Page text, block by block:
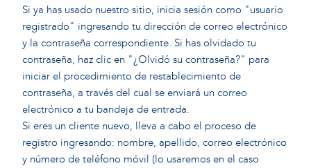
Si ya has usado nuestro sitio, inicia sesión como "usuario
registrado" ingresando tu dirección de correo electrónico
y la contraseña correspondiente. Si has olvidado tu
contraseña, haz clic en "¿Olvidó su contraseña?" para
iniciar el procedimiento de restablecimiento de
contraseña, a través del cual se enviará un correo
electrónico a tu bandeja de entrada.
Si eres un cliente nuevo, lleva a cabo el proceso de
registro ingresando: nombre, apellido, correo electrónico
y número de teléfono móvil (lo usaremos en el caso